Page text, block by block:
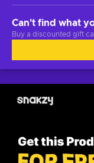
Can't find what
Buy a discounted gift